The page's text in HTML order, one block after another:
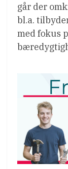
går der
bl.a.
med fokus